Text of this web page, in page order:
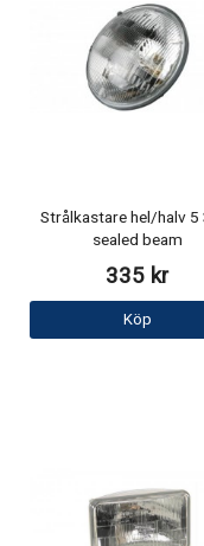
Strålkastare hel/halv
sealed beam
335 kr
Köp